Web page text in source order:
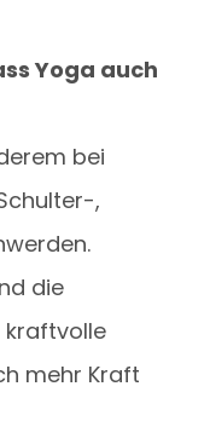
Yoga auch
bei
,
die
kraftvolle
mehr Kraft